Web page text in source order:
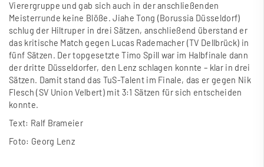
Vierergruppe und gab sich auch in der anschließenden
Meisterrunde keine Blöße. Jiahe Tong (Borussia Düsseldorf)
schlug der Hiltruper in drei Sätzen, anschließend überstand er
das kritische Match gegen Lucas Rademacher (TV Dellbrück) in
fünf Sätzen. Der topgesetzte Timo Spill war im Halbfinale dann
der dritte Düsseldorfer, den Lenz schlagen konnte – klar in drei
Sätzen. Damit stand das TuS-Talent im Finale, das er gegen Nik
Flesch (SV Union Velbert) mit 3:1 Sätzen für sich entscheiden
konnte.
Text: Ralf Brameier
Foto: Georg Lenz